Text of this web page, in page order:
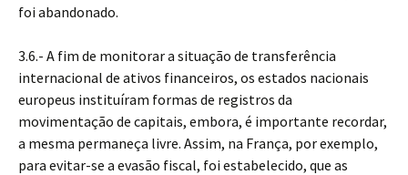
foi abandonado.
3.6.- A fim de monitorar a situação de transferência
internacional de ativos financeiros, os estados nacionais
europeus instituíram formas de registros da
movimentação de capitais, embora, é importante recordar,
a mesma permaneça livre. Assim, na França, por exemplo,
para evitar-se a evasão fiscal, foi estabelecido, que as